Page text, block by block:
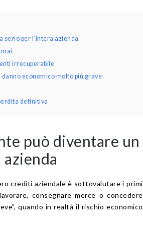
serio per l’intera azienda
mai
irrecuperabile
economico molto più grave
definitiva
può diventare un
crediti aziendale è sottovalutare i primi
consegnare merce o concedere
quando in realtà il rischio economico